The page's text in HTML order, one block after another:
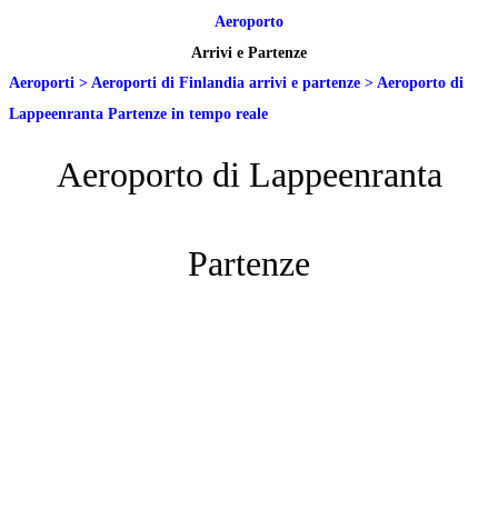
Aeroporto
Arrivi e Partenze
Aeroporti > Aeroporti di Finlandia arrivi e partenze > Aeroporto di
Lappeenranta Partenze in tempo reale
Aeroporto di Lappeenranta
Partenze